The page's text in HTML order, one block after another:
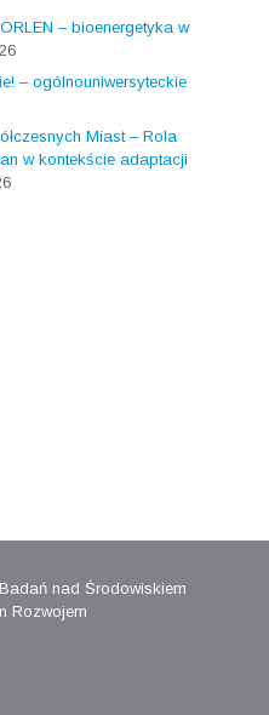
– bioenergetyka w
– ogólnouniwersyteckie
Miast – Rola
w kontekście adaptacji
nad Środowiskiem
Rozwojem